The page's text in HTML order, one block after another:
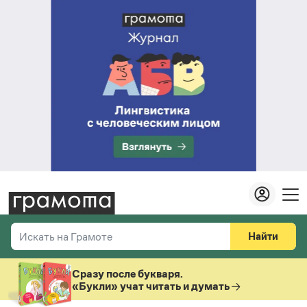
Искать на Грамоте
Справочная служба
Найти
Везде